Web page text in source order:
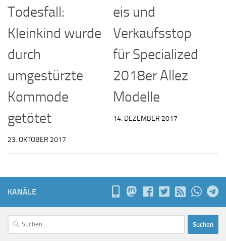
Todesfall:
Kleinkind wurde
durch
umgestürzte
Kommode
getötet
23. OKTOBER 2017
eis und
Verkaufsstop
für Specialized
2018er Allez
Modelle
14. DEZEMBER 2017
KANÄLE
Suchen
nach: